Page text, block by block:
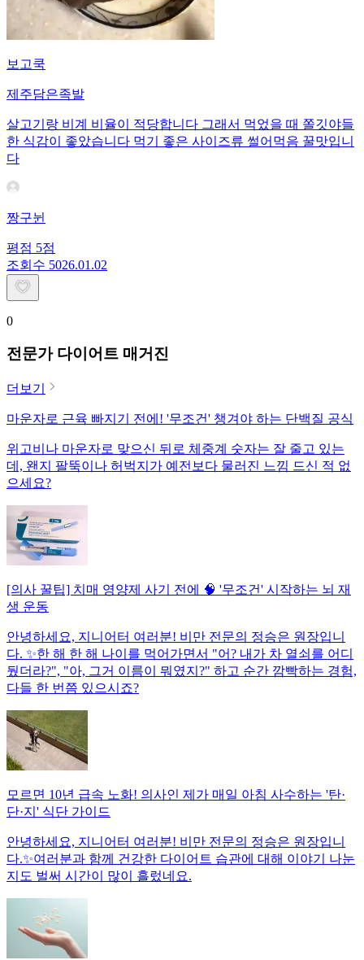
보고쿡
제주담은족발
살고기랑 비계 비율이 적당합니다 그래서 먹었을 때 쫄깃야들
한 식감이 좋았습니다 먹기 좋은 사이즈류 썰어먹음 꿀맛입니
다
짱구뉜
평점 5점
조회수 5026.01.02
0
전문가 다이어트 매거진
더보기
마운자로 근육 빠지기 전에! '무조건' 챙겨야 하는 단백질 공식
위고비나 마운자로 맞으신 뒤로 체중계 숫자는 잘 줄고 있는
데, 왠지 팔뚝이나 허벅지가 예전보다 물러진 느낌 드신 적 없
으세요?
[의사 꿀팁] 치매 영양제 사기 전에 🧠 '무조건' 시작하는 뇌 재
생 운동
안녕하세요, 지니어터 여러분! 비만 전문의 정승은 원장입니
다. ✨한 해 한 해 나이를 먹어가면서 "어? 내가 차 열쇠를 어디
뒀더라?", "아, 그거 이름이 뭐였지?" 하고 순간 깜빡하는 경험,
다들 한 번쯤 있으시죠?
모르면 10년 급속 노화! 의사인 제가 매일 아침 사수하는 '탄·
단·지' 식단 가이드
안녕하세요, 지니어터 여러분! 비만 전문의 정승은 원장입니
다.✨여러분과 함께 건강한 다이어트 습관에 대해 이야기 나눈
지도 벌써 시간이 많이 흘렀네요.